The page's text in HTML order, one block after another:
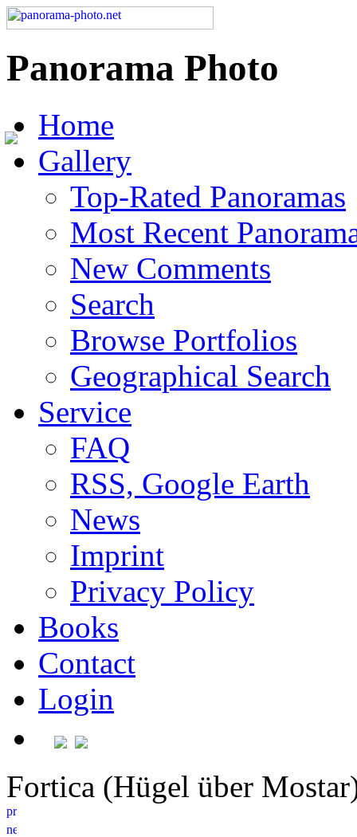
Panorama Photo
Home
Gallery
Top-Rated Panoramas
Most Recent
New Comments
Search
Browse Portfolios
Geographical Search
Service
FAQ
RSS, Google Earth
News
Imprint
Privacy Policy
Books
Contact
Login
Fortica (Hügel über